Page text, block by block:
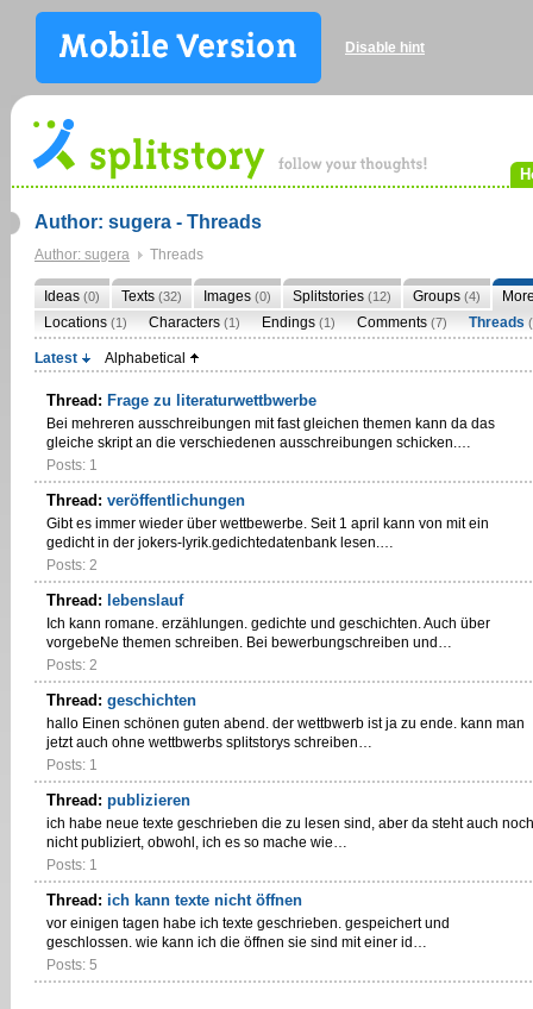
Disable hint
Author: sugera - Threads
Author: sugera Threads
Ideas (0) Texts (32) Images (0) Splitstories (12) Groups (4)
Locations (1) Characters (1) Endings (1) Comments (7) Threads
Latest Alphabetical
Thread: Frage zu literaturwettbwerbe
Bei mehreren ausschreibungen mit fast gleichen themen kann da das
gleiche skript an die verschiedenen ausschreibungen schicken.…
Posts: 1
Thread: veröffentlichungen
Gibt es immer wieder über wettbewerbe. Seit 1 april kann von mit ein
gedicht in der jokers-lyrik.gedichtedatenbank lesen.…
Posts: 2
Thread: lebenslauf
Ich kann romane. erzählungen. gedichte und geschichten. Auch über
vorgebeNe themen schreiben. Bei bewerbungschreiben und…
Posts: 2
Thread: geschichten
hallo Einen schönen guten abend. der wettbwerb ist ja zu ende. kann man
jetzt auch ohne wettbwerbs splitstorys schreiben…
Posts: 1
Thread: publizieren
ich habe neue texte geschrieben die zu lesen sind, aber da steht auch noch
nicht publiziert, obwohl, ich es so mache wie…
Posts: 1
Thread: ich kann texte nicht öffnen
vor einigen tagen habe ich texte geschrieben. gespeichert und
geschlossen. wie kann ich die öffnen sie sind mit einer id…
Posts: 5